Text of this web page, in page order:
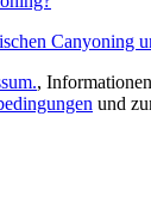
Canyoning
,
und